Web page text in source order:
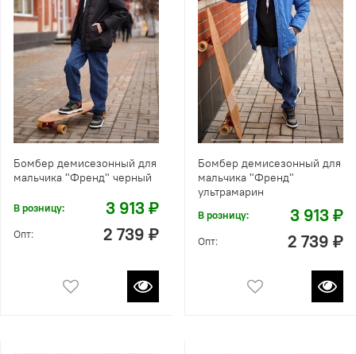
Бомбер демисезонный для
мальчика "Френд" черный
В розницу: 3 913 ₽
Опт: 2 739 ₽
Бомбер демисезонный для
мальчика "Френд"
ультрамарин
В розницу: 3 913 ₽
Опт: 2 739 ₽